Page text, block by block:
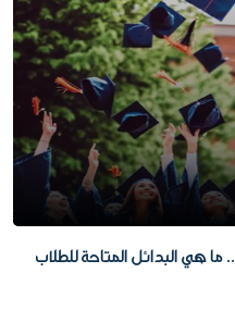
نتيجة ملاحق الشهادة الإعدادية 2026.. ما هي البدائل المتاحة للطلاب